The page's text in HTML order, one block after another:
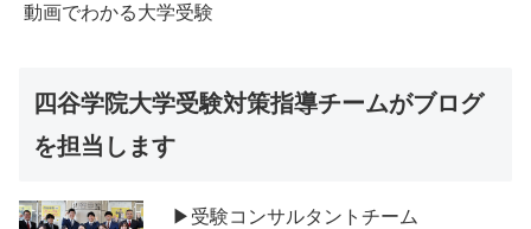
動画でわかる大学受験
四谷学院大学受験対策指導チームがブログ
を担当します
▶受験コンサルタントチーム